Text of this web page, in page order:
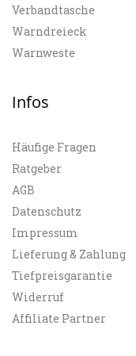
Verbandtasche
Warndreieck
Warnweste
Infos
Häufige Fragen
Ratgeber
AGB
Datenschutz
Impressum
Lieferung & Zahlung
Tiefpreisgarantie
Widerruf
Affiliate Partner